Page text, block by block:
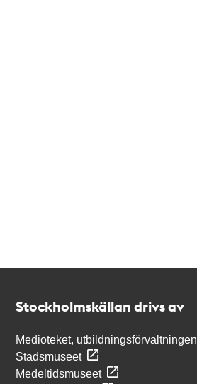
Stockholmskällan drivs av
Medioteket, utbildningsförvaltningen
Stadsmuseet
Medeltidsmuseet